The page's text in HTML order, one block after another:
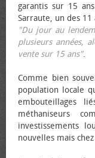
garantis sur 15
Sarraute, un des 11
"Du jour au
plusieurs années,
vente sur 15 ans".
Comme bien
population locale
embouteillages
méthaniseurs
investissements
nouvelles mais